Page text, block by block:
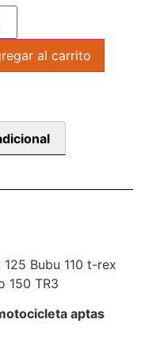
al carrito
Bubu 110 t-rex
150 TR3
aptas